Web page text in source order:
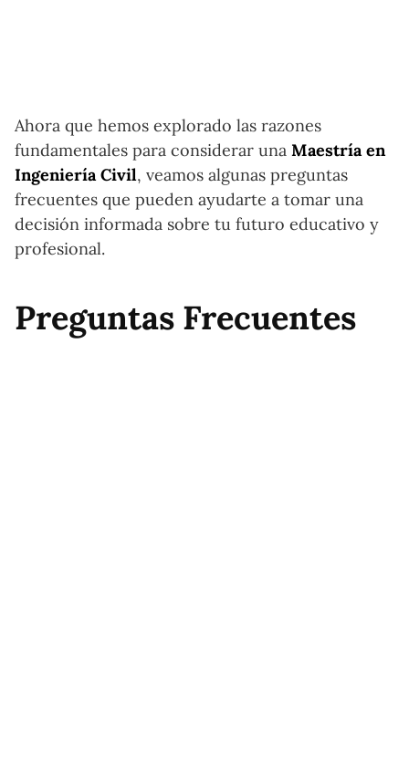
Ahora que hemos explorado las razones
fundamentales para considerar una Maestría en
Ingeniería Civil, veamos algunas preguntas
frecuentes que pueden ayudarte a tomar una
decisión informada sobre tu futuro educativo y
profesional.
Preguntas Frecuentes